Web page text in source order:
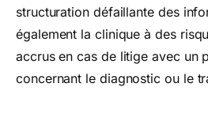
structuration défaillante des
également la clinique à des
accrus en cas de litige avec un
concernant le diagnostic ou le